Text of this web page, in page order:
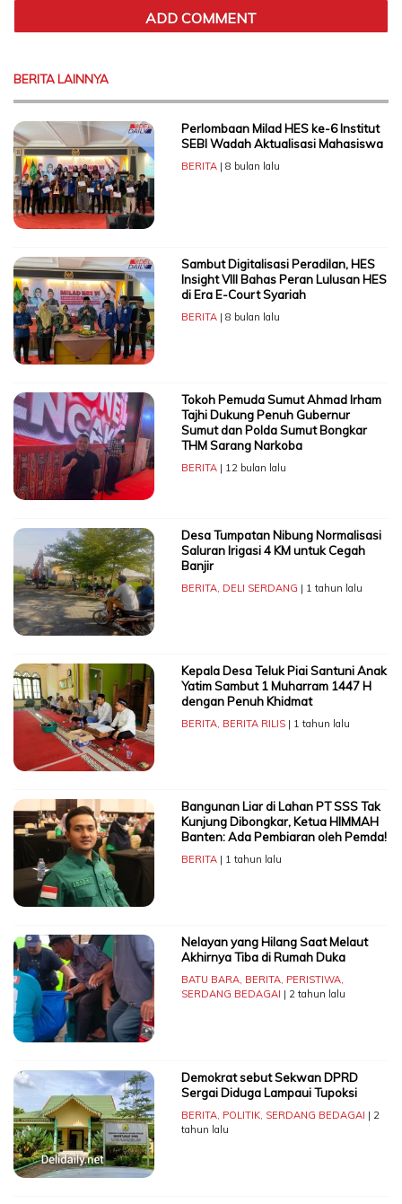
BERITA LAINNYA
Perlombaan Milad HES ke-6 Institut
SEBI Wadah Aktualisasi Mahasiswa
BERITA| 8 bulan lalu
Sambut Digitalisasi Peradilan, HES
Insight VIII Bahas Peran Lulusan HES
di Era E-Court Syariah
BERITA| 8 bulan lalu
Tokoh Pemuda Sumut Ahmad Irham
Tajhi Dukung Penuh Gubernur
Sumut dan Polda Sumut Bongkar
THM Sarang Narkoba
BERITA| 12 bulan lalu
Desa Tumpatan Nibung Normalisasi
Saluran Irigasi 4 KM untuk Cegah
Banjir
BERITA, DELI SERDANG | 1 tahun lalu
Kepala Desa Teluk Piai Santuni Anak
Yatim Sambut 1 Muharram 1447 H
dengan Penuh Khidmat
BERITA, BERITA RILIS| 1 tahun lalu
Bangunan Liar di Lahan PT SSS Tak
Kunjung Dibongkar, Ketua HIMMAH
Banten: Ada Pembiaran oleh Pemda!
BERITA| 1 tahun lalu
Nelayan yang Hilang Saat Melaut
Akhirnya Tiba di Rumah Duka
BATU BARA, BERITA, PERISTIWA,
SERDANG BEDAGAI | 2 tahun lalu
Demokrat sebut Sekwan DPRD
Sergai Diduga Lampaui Tupoksi
BERITA, POLITIK, SERDANG BEDAGAI | 2
tahun lalu